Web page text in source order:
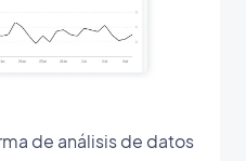
de análisis de datos